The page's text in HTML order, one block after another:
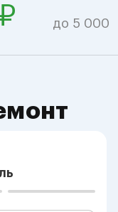
до 5 000